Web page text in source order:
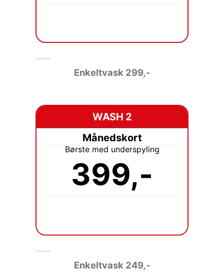
Enkeltvask 299,-
WASH 2
Månedskort
Børste med underspyling
399,-
Enkeltvask 249,-